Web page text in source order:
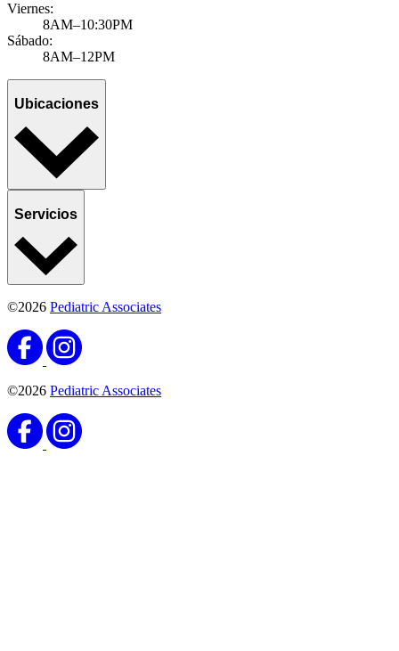
Viernes:
8AM–10:30PM
Sábado:
8AM–12PM
Ubicaciones
Servicios
©2026 Pediatric Associates
©2026 Pediatric Associates